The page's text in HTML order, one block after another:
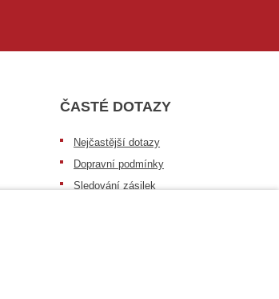
ČASTÉ DOTAZY
Nejčastější dotazy
Dopravní podmínky
Sledování zásilek